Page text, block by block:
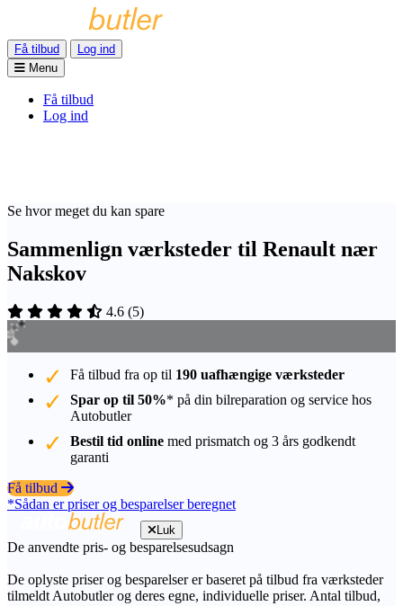
Få tilbud
Log ind
Menu
Få tilbud
Log ind
Se hvor meget du kan spare
Sammenlign værksteder til Renault nær
Nakskov
4.6 (5)
Få tilbud fra op til 190 uafhængige værksteder
Spar op til 50%* på din bilreparation og service hos
Autobutler
Bestil tid online med prismatch og 3 års godkendt
garanti
Få tilbud
*Sådan er priser og besparelser beregnet
Luk
De anvendte pris- og besparelsesudsagn
De oplyste priser og besparelser er baseret på tilbud fra værksteder
tilmeldt Autobutler og deres egne, individuelle priser. Antal tilbud,